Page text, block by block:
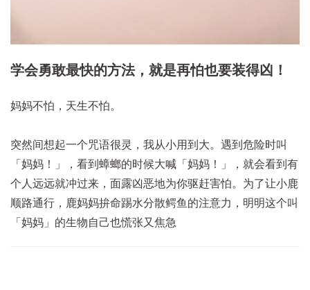
学会勇敢最快的方法，就是再怕也要装得凶！
妈妈不怕，天生不怕。
突然间想起一个咒语很灵，我从小用到大。遇到危险时叫
「妈妈！」，看到蟑螂的时候大喊「妈妈！」，就会看到有
个人远远就冲过来，面露凶恶地为你驱赶害怕。为了让小鹿
顺路通行，鹿妈妈拚命踢水分散鳄鱼的注意力，明明这个叫
「妈妈」的生物自己也慌张又焦急